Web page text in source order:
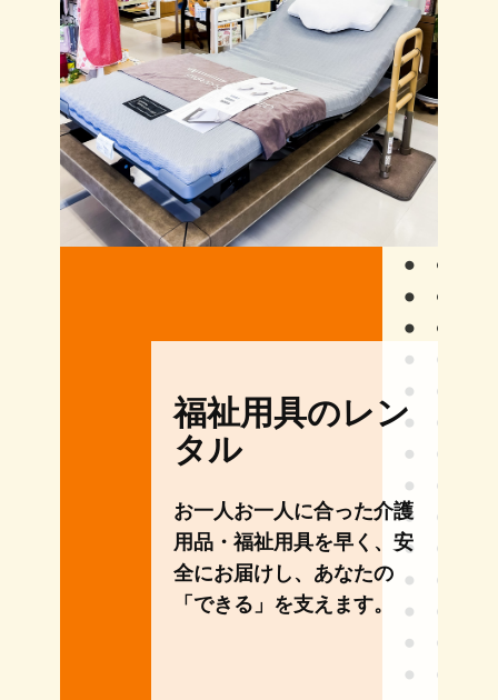
福祉用具のレン
タル
お一人お一人に合った介護
用品・福祉用具を早く、安
全にお届けし、あなたの
「できる」を支えます。